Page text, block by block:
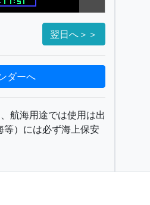
翌日へ＞＞
ダーへ
航海用途では使用は出
等）には必ず海上保安